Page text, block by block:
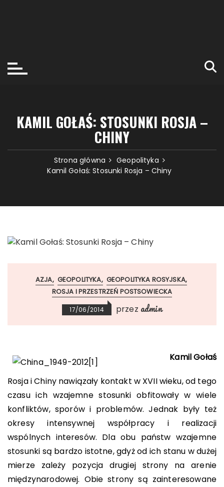
KAMIL GOŁAŚ: STOSUNKI ROSJA –
CHINY
Strona główna
Geopolityka
Kamil Gołaś: Stosunki Rosja – Chiny
AZJA GEOPOLITYKA GEOPOLITYKA ROSYJSKA
ROSJA I PRZESTRZEŃ POSTSOWIECKA
17/06/2014 przez admin
Kamil Gołaś
Rosja i Chiny nawiązały kontakt w XVII wieku, od tego
czasu ich wzajemne stosunki obfitowały w wiele
konfliktów, sporów i problemów. Jednak były też
okresy intensywnej współpracy i realizacji
wspólnych interesów. Dla obu państw wzajemne
stosunki są bardzo istotne, gdyż od ich stanu w dużej
mierze zależy pozycja drugiej strony na arenie
międzynarodowej. Obie strony są zainteresowane